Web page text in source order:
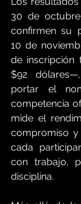
30 de
confirmen su
10 de
de inscripción
$92
portar el
competencia
mide el
compromiso
cada
con trabajo,
disciplina.